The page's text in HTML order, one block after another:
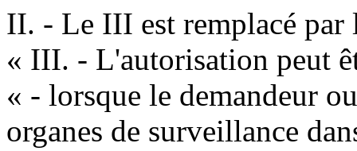
II. - Le III est remplacé par
« III. - L'autorisation peut
« - lorsque le demandeur
organes de surveillance